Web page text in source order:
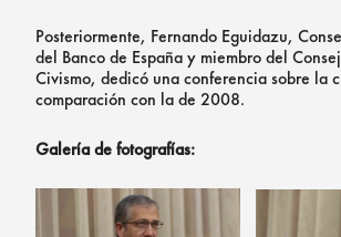
Posteriormente, Fernando Eguidazu,
del Banco de España y miembro del
Civismo, dedicó una conferencia sobre la
comparación con la de 2008.
Galería de fotografías: